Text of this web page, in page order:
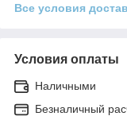
Все условия
Условия оплаты
Наличными
Безналичный